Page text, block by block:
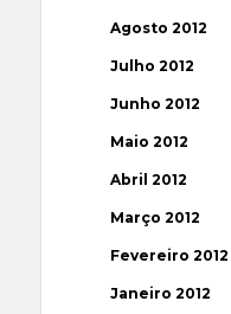
Agosto 2012
Julho 2012
Junho 2012
Maio 2012
Abril 2012
Março 2012
Fevereiro 2012
Janeiro 2012